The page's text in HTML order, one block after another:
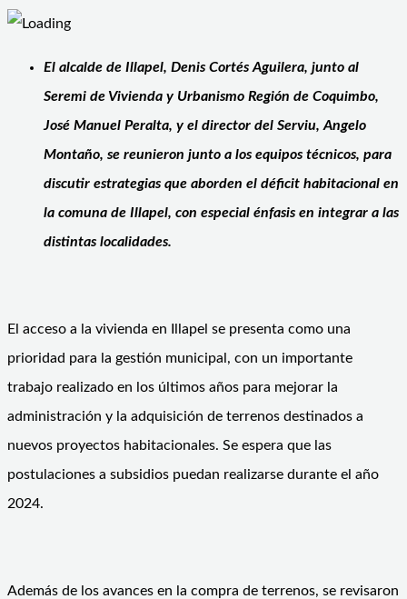
El alcalde de Illapel, Denis Cortés Aguilera, junto al
Seremi de Vivienda y Urbanismo Región de Coquimbo,
José Manuel Peralta, y el director del Serviu, Angelo
Montaño, se reunieron junto a los equipos técnicos, para
discutir estrategias que aborden el déficit habitacional en
la comuna de Illapel, con especial énfasis en integrar a las
distintas localidades.
El acceso a la vivienda en Illapel se presenta como una
prioridad para la gestión municipal, con un importante
trabajo realizado en los últimos años para mejorar la
administración y la adquisición de terrenos destinados a
nuevos proyectos habitacionales. Se espera que las
postulaciones a subsidios puedan realizarse durante el año
2024.
Además de los avances en la compra de terrenos, se revisaron